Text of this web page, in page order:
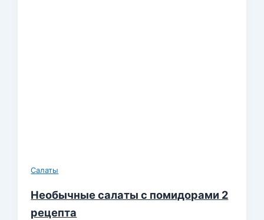
Салаты
Необычные салаты с помидорами 2
рецепта